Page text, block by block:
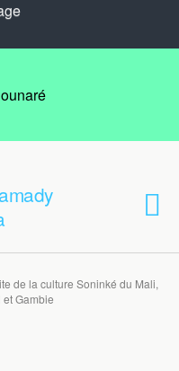
de la culture Soninké du Mali,
Gambie